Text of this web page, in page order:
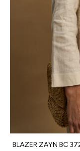
BLAZER ZAYN BC